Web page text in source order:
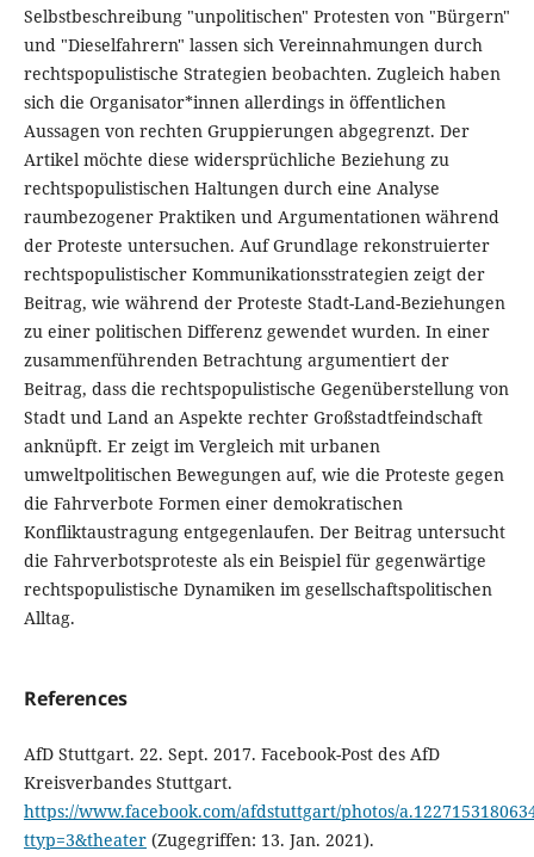
Selbstbeschreibung "unpolitischen" Protesten von "Bürgern"
und "Dieselfahrern" lassen sich Vereinnahmungen durch
rechtspopulistische Strategien beobachten. Zugleich haben
sich die Organisator*innen allerdings in öffentlichen
Aussagen von rechten Gruppierungen abgegrenzt. Der
Artikel möchte diese widersprüchliche Beziehung zu
rechtspopulistischen Haltungen durch eine Analyse
raumbezogener Praktiken und Argumentationen während
der Proteste untersuchen. Auf Grundlage rekonstruierter
rechtspopulistischer Kommunikationsstrategien zeigt der
Beitrag, wie während der Proteste Stadt-Land-Beziehungen
zu einer politischen Differenz gewendet wurden. In einer
zusammenführenden Betrachtung argumentiert der
Beitrag, dass die rechtspopulistische Gegenüberstellung von
Stadt und Land an Aspekte rechter Großstadtfeindschaft
anknüpft. Er zeigt im Vergleich mit urbanen
umweltpolitischen Bewegungen auf, wie die Proteste gegen
die Fahrverbote Formen einer demokratischen
Konfliktaustragung entgegenlaufen. Der Beitrag untersucht
die Fahrverbotsproteste als ein Beispiel für gegenwärtige
rechtspopulistische Dynamiken im gesellschaftspolitischen
Alltag.
References
AfD Stuttgart. 22. Sept. 2017. Facebook-Post des AfD
Kreisverbandes Stuttgart.
https://www.facebook.com/afdstuttgart/photos/
ttyp=3&theater(Zugegriffen: 13. Jan. 2021).